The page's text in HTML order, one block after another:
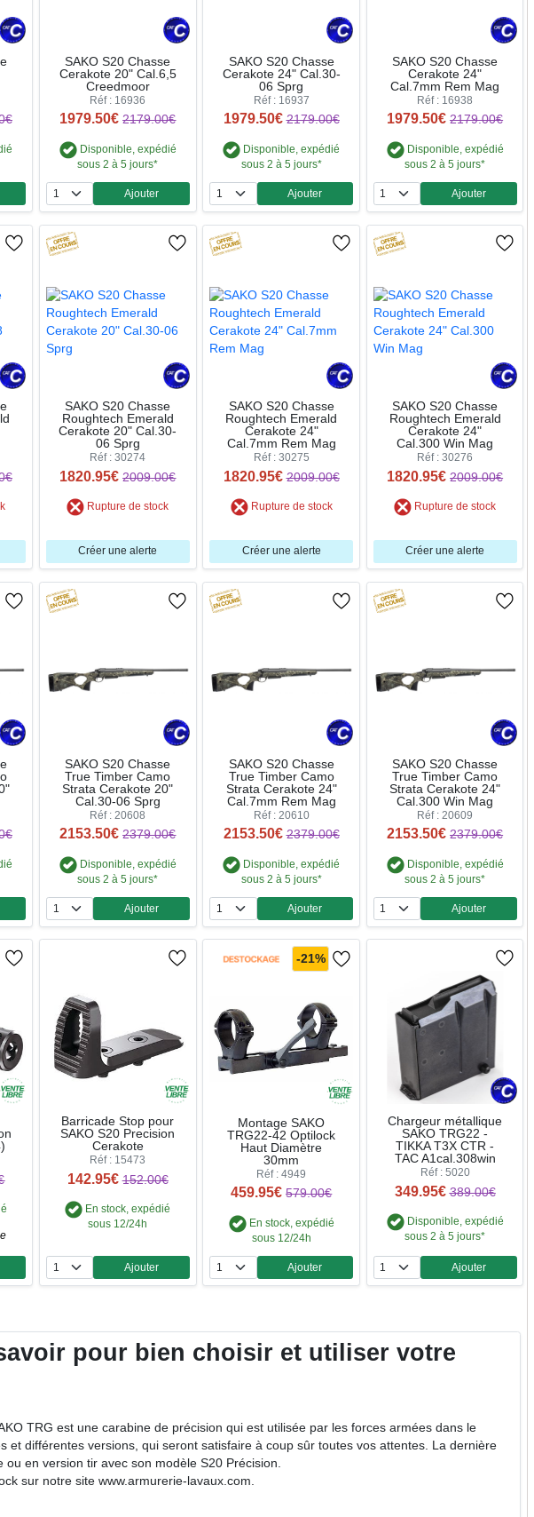
SAKO S20 Chasse
Cerakote 20" Cal.6,5
Creedmoor
Réf : 16936
1979.50€ 2179.00€
Disponible, expédié
sous 2 à 5 jours*
Quantité
Ajouter
SAKO S20 Chasse
Cerakote 24" Cal.30-
06 Sprg
Réf : 16937
1979.50€ 2179.00€
Disponible, expédié
sous 2 à 5 jours*
Quantité
Ajouter
SAKO S20 Chasse
Cerakote 24"
Cal.7mm Rem Mag
Réf : 16938
1979.50€ 2179.00€
Disponible, expédié
sous 2 à 5 jours*
Quantité
Ajouter
SAKO S20 Chasse
Roughtech Emerald
Cerakote 20" Cal.30-
06 Sprg
Réf : 30274
1820.95€ 2009.00€
Rupture de stock
Créer une alerte
SAKO S20 Chasse
Roughtech Emerald
Cerakote 24"
Cal.7mm Rem Mag
Réf : 30275
1820.95€ 2009.00€
Rupture de stock
Créer une alerte
SAKO S20 Chasse
Roughtech Emerald
Cerakote 24"
Cal.300 Win Mag
Réf : 30276
1820.95€ 2009.00€
Rupture de stock
Créer une alerte
SAKO S20 Chasse
True Timber Camo
Strata Cerakote 20"
Cal.30-06 Sprg
Réf : 20608
2153.50€ 2379.00€
Disponible, expédié
sous 2 à 5 jours*
Quantité
Ajouter
SAKO S20 Chasse
True Timber Camo
Strata Cerakote 24"
Cal.7mm Rem Mag
Réf : 20610
2153.50€ 2379.00€
Disponible, expédié
sous 2 à 5 jours*
Quantité
Ajouter
SAKO S20 Chasse
True Timber Camo
Strata Cerakote 24"
Cal.300 Win Mag
Réf : 20609
2153.50€ 2379.00€
Disponible, expédié
sous 2 à 5 jours*
Quantité
Ajouter
Barricade Stop pour
SAKO S20 Precision
Cerakote
Réf : 15473
142.95€ 152.00€
En stock, expédié
sous 12/24h
Quantité
Ajouter
-21%
Montage SAKO
TRG22-42 Optilock
Haut Diamètre
30mm
Réf : 4949
459.95€ 579.00€
En stock, expédié
sous 12/24h
Quantité
Ajouter
Chargeur métallique
SAKO TRG22 -
TIKKA T3X CTR -
TAC A1cal.308win
Réf : 5020
349.95€ 389.00€
Disponible, expédié
sous 2 à 5 jours*
Quantité
Ajouter
pour bien choisir et utiliser votre
TRG est une carabine de précision qui est utilisée par les forces armées dans le
différentes versions, qui seront satisfaire à coup sûr toutes vos attentes. La dernière
en version tir avec son modèle S20 Précision.
sur notre site www.armurerie-lavaux.com.